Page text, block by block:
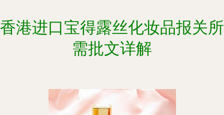
香港进口宝得露丝化妆品报关所
需批文详解